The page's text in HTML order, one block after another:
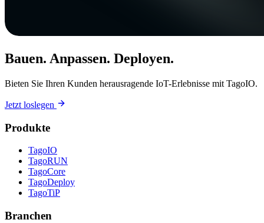
Bauen. Anpassen. Deployen.
Bieten Sie Ihren Kunden herausragende IoT-Erlebnisse mit TagoIO.
Jetzt loslegen
Produkte
TagoIO
TagoRUN
TagoCore
TagoDeploy
TagoTiP
Branchen